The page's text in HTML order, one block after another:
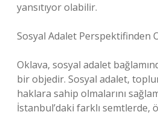
yansıtıyor olabilir.
Sosyal Adalet Perspektifinden
Oklava, sosyal adalet
bir objedir. Sosyal adalet,
haklara sahip olmalarını
İstanbul’daki farklı semtlerde,